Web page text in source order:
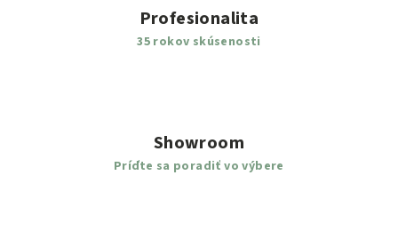
Profesionalita
35 rokov skúsenosti
Showroom
Príďte sa poradiť vo výbere